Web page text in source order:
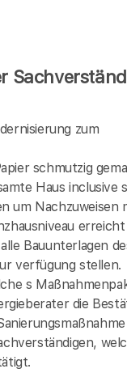
zum
schmutzig
Haus inclusive
um Nachzuweisen
Bauunterlagen
verfügung stellen.
s
die